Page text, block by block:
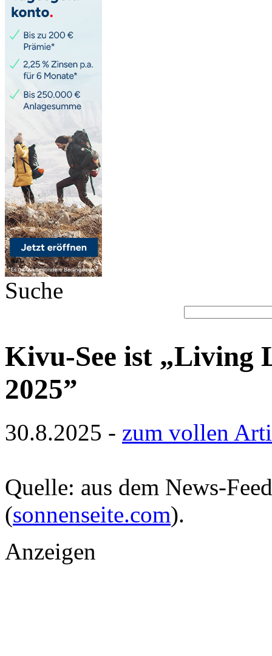
Suche
Kivu-See ist „Living
2025”
30.8.2025 - zum vollen
Quelle: aus dem News-
(sonnenseite.com).
Anzeigen